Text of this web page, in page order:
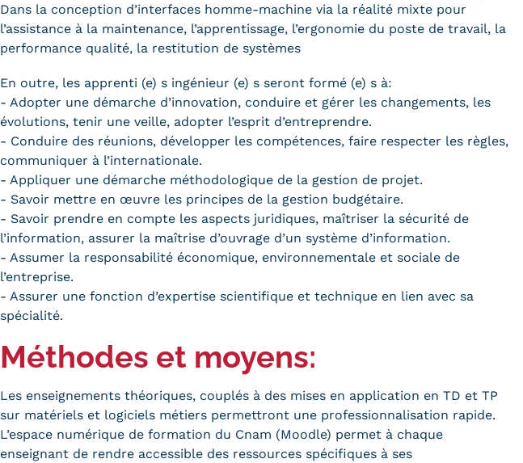
Dans la conception d’interfaces homme-machine via la réalité mixte pour
l’assistance à la maintenance, l’apprentissage, l’ergonomie du poste de travail, la
performance qualité, la restitution de systèmes
En outre, les apprenti (e) s ingénieur (e) s seront formé (e) s à:
- Adopter une démarche d’innovation, conduire et gérer les changements, les
évolutions, tenir une veille, adopter l’esprit d’entreprendre.
- Conduire des réunions, développer les compétences, faire respecter les règles,
communiquer à l’internationale.
- Appliquer une démarche méthodologique de la gestion de projet.
- Savoir mettre en œuvre les principes de la gestion budgétaire.
- Savoir prendre en compte les aspects juridiques, maîtriser la sécurité de
l’information, assurer la maîtrise d’ouvrage d’un système d’information.
- Assumer la responsabilité économique, environnementale et sociale de
l’entreprise.
- Assurer une fonction d’expertise scientifique et technique en lien avec sa
spécialité.
Méthodes et moyens:
Les enseignements théoriques, couplés à des mises en application en TD et TP
sur matériels et logiciels métiers permettront une professionnalisation rapide.
L’espace numérique de formation du Cnam (Moodle) permet à chaque
enseignant de rendre accessible des ressources spécifiques à ses